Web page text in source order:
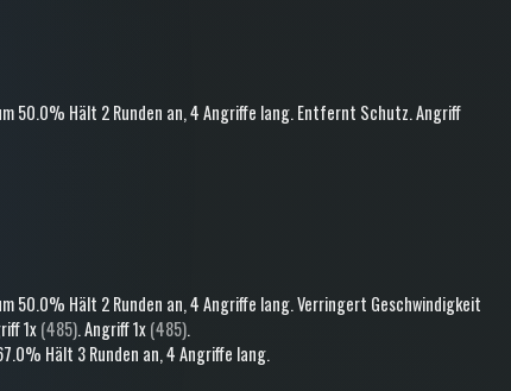
50.0% Hält 2 Runden an, 4 Angriffe lang.Entfernt Schutz.Angriff
50.0% Hält 2 Runden an, 4 Angriffe lang.Verringert Geschwindigkeit
1x(485).Angriff1x(485).
Hält 3 Runden an, 4 Angriffe lang.